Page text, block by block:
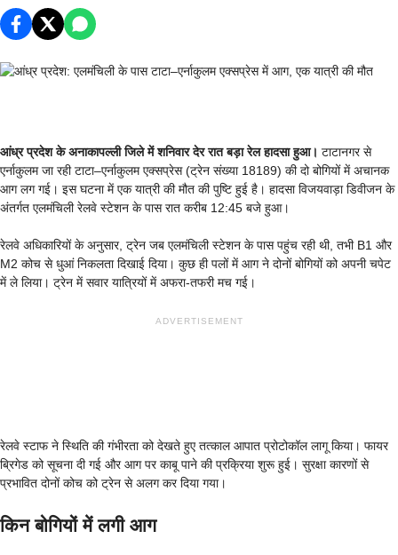
आंध्र प्रदेश के अनाकापल्ली जिले में शनिवार देर रात बड़ा रेल हादसा हुआ। टाटानगर से
एर्नाकुलम जा रही टाटा–एर्नाकुलम एक्सप्रेस (ट्रेन संख्या 18189) की दो बोगियों में अचानक
आग लग गई। इस घटना में एक यात्री की मौत की पुष्टि हुई है। हादसा विजयवाड़ा डिवीजन के
अंतर्गत एलमंचिली रेलवे स्टेशन के पास रात करीब 12:45 बजे हुआ।
रेलवे अधिकारियों के अनुसार, ट्रेन जब एलमंचिली स्टेशन के पास पहुंच रही थी, तभी B1 और
M2 कोच से धुआं निकलता दिखाई दिया। कुछ ही पलों में आग ने दोनों बोगियों को अपनी चपेट
में ले लिया। ट्रेन में सवार यात्रियों में अफरा-तफरी मच गई।
ADVERTISEMENT
रेलवे स्टाफ ने स्थिति की गंभीरता को देखते हुए तत्काल आपात प्रोटोकॉल लागू किया। फायर
ब्रिगेड को सूचना दी गई और आग पर काबू पाने की प्रक्रिया शुरू हुई। सुरक्षा कारणों से
प्रभावित दोनों कोच को ट्रेन से अलग कर दिया गया।
किन बोगियों में लगी आग